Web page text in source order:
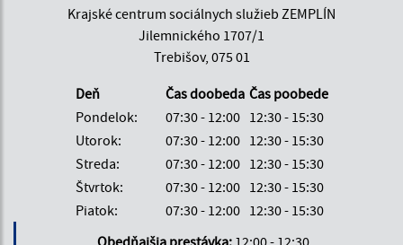
Krajské centrum sociálnych služieb ZEMPLÍN
Jilemnického 1707/1
Trebišov, 075 01
Deň Čas doobeda Čas poobede
Pondelok:
07:30 - 12:00 12:30 - 15:30
Utorok:
07:30 - 12:00 12:30 - 15:30
Streda:
07:30 - 12:00 12:30 - 15:30
Štvrtok:
07:30 - 12:00 12:30 - 15:30
Piatok:
07:30 - 12:00 12:30 - 15:30
Obedňajšia prestávka: 12:00 - 12:30